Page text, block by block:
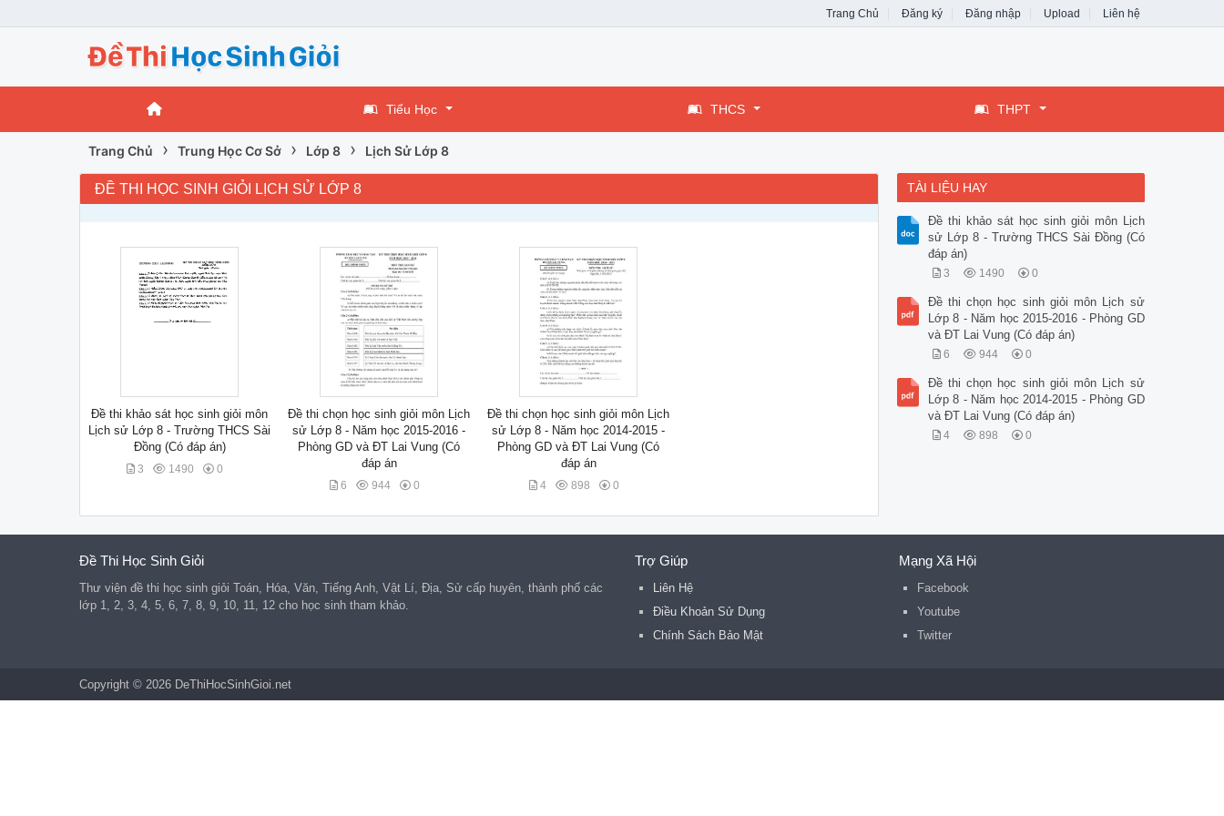
Trang Chủ Đăng ký Đăng nhập Upload Liên hệ
Tiểu Học THCS THPT
Trang Chủ › Trung Học Cơ Sở › Lớp 8 › Lịch Sử Lớp 8
ĐỀ THI HỌC SINH GIỎI LỊCH SỬ LỚP 8
Đề thi khảo sát học sinh giỏi môn
Lịch sử Lớp 8 - Trường THCS Sài
Đồng (Có đáp án)
3 1490 0
Đề thi chọn học sinh giỏi môn Lịch
sử Lớp 8 - Năm học 2015-2016 -
Phòng GD và ĐT Lai Vung (Có
đáp án
6 944 0
Đề thi chọn học sinh giỏi môn Lịch
sử Lớp 8 - Năm học 2014-2015 -
Phòng GD và ĐT Lai Vung (Có
đáp án
4 898 0
TÀI LIỆU HAY
Đề thi khảo sát học sinh giỏi môn Lịch
sử Lớp 8 - Trường THCS Sài Đồng (Có
đáp án)
3 1490 0
Đề thi chọn học sinh giỏi môn Lịch sử
Lớp 8 - Năm học 2015-2016 - Phòng GD
và ĐT Lai Vung (Có đáp án)
6 944 0
Đề thi chọn học sinh giỏi môn Lịch sử
Lớp 8 - Năm học 2014-2015 - Phòng GD
và ĐT Lai Vung (Có đáp án)
4 898 0
Đề Thi Học Sinh Giỏi
Thư viện đề thi học sinh giỏi Toán, Hóa, Văn, Tiếng Anh, Vật Lí, Địa, Sử cấp huyên, thành phố các
lớp 1, 2, 3, 4, 5, 6, 7, 8, 9, 10, 11, 12 cho học sinh tham khảo.
Trợ Giúp
Liên Hệ
Điều Khoản Sử Dụng
Chính Sách Bảo Mật
Mạng Xã Hội
Facebook
Youtube
Twitter
Copyright © 2026 DeThiHocSinhGioi.net